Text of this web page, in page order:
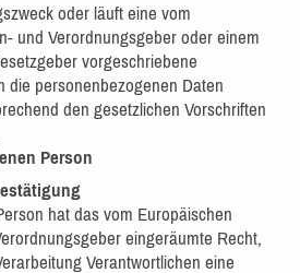
oder läuft eine vom
und Verordnungsgeber oder einem
vorgeschriebene
die personenbezogenen Daten
den gesetzlichen Vorschriften
Person
hat das vom Europäischen
eingeräumte Recht,
Verantwortlichen eine